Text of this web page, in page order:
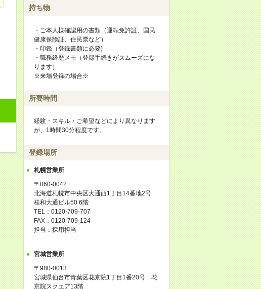
持ち物
・ご本人様確認用の書類（運転免許証、国民
健康保険証、住民票など）
・印鑑（登録書類に必要)
・職務経歴メモ（登録手続きがスムーズにな
ります）
※来場登録の場合※
所要時間
経験・スキル・ご希望などにより異なります
が、1時間30分程度です。
登録場所
札幌営業所
〒060-0042
北海道札幌市中央区大通西1丁目14番地2号
桂和大通ビル50 6階
TEL：0120-709-707
FAX：0120-709-124
担当：採用担当
宮城営業所
〒980-0013
宮城県仙台市青葉区花京院1丁目1番20号 花
京院スクエア13階